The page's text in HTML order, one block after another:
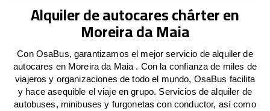
Alquiler de autocares chárter en
Moreira da Maia
Con OsaBus, garantizamos el mejor servicio de alquiler de
autocares en Moreira da Maia . Con la confianza de miles de
viajeros y organizaciones de todo el mundo, OsaBus facilita
y hace asequible el viaje en grupo. Servicios de alquiler de
autobuses, minibuses y furgonetas con conductor, así como